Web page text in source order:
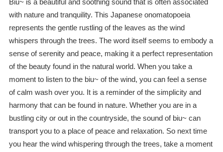
Biu~ is a beautiful and soothing sound that is often associated
with nature and tranquility. This Japanese onomatopoeia
represents the gentle rustling of the leaves as the wind
whispers through the trees. The word itself seems to embody a
sense of serenity and peace, making it a perfect representation
of the beauty found in the natural world. When you take a
moment to listen to the biu~ of the wind, you can feel a sense
of calm wash over you. It is a reminder of the simplicity and
harmony that can be found in nature. Whether you are in a
bustling city or out in the countryside, the sound of biu~ can
transport you to a place of peace and relaxation. So next time
you hear the wind whispering through the trees, take a moment